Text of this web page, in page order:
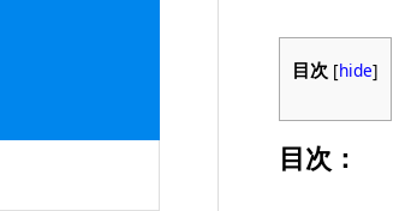
目次 [hide]
目次：